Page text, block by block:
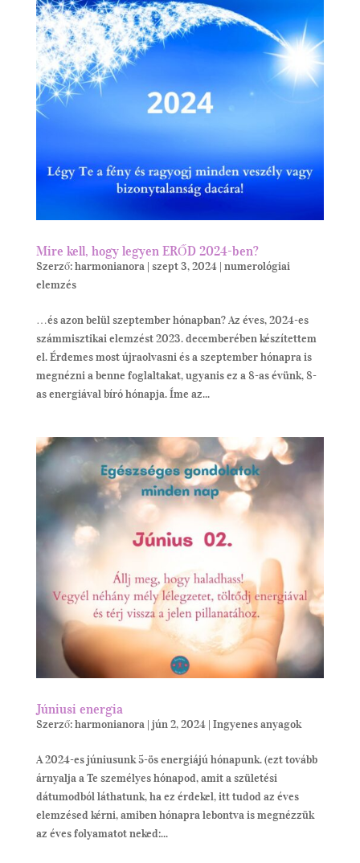
Mire kell, hogy legyen ERŐD 2024-ben?
Szerző:harmonianora| szept 3, 2024| numerológiai
elemzés
…és azon belül szeptember hónapban? Az éves, 2024-es
számmisztikai elemzést 2023. decemberében készítettem
el. Érdemes most újraolvasni és a szeptember hónapra is
megnézni a benne foglaltakat, ugyanis ez a 8-as évünk, 8-
as energiával bíró hónapja. Íme az...
Júniusi energia
Szerző:harmonianora| jún 2, 2024| Ingyenes anyagok
A 2024-es júniusunk 5-ös energiájú hónapunk. (ezt tovább
árnyalja a Te személyes hónapod, amit a születési
dátumodból láthatunk, ha ez érdekel, itt tudod az éves
elemzésed kérni, amiben hónapra lebontva is megnézzük
az éves folyamatot neked:...